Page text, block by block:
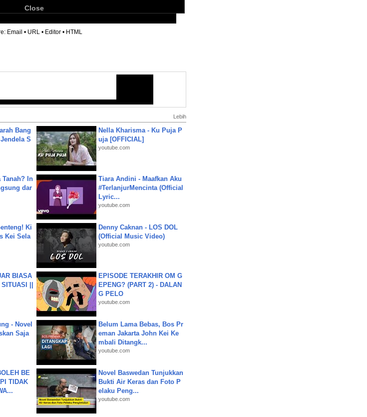
Close
Email • URL • Editor • HTML
Lebih
Bang
S
Nella Kharisma - Ku Puja P
uja [OFFICIAL]
youtube.com
Tanah? In
dar
Tiara Andini - Maafkan Aku
#TerlanjurMencinta (Official
Lyric...
youtube.com
Ki
Kei Sela
Denny Caknan - LOS DOL
(Official Music Video)
youtube.com
BIASA
||
EPISODE TERAKHIR OM G
EPENG? (PART 2) - DALAN
G PELO
youtube.com
- Novel
Saja
Belum Lama Bebas, Bos Pr
eman Jakarta John Kei Ke
mbali Ditangk...
youtube.com
BE
TIDAK
Novel Baswedan Tunjukkan
Bukti Air Keras dan Foto P
elaku Peng...
youtube.com